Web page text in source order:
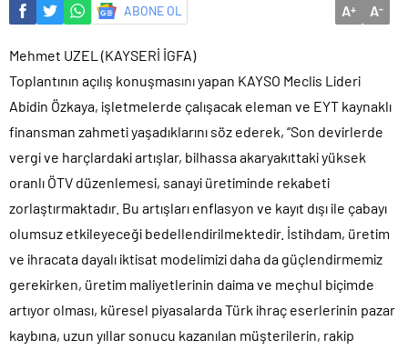
ABONE OL A+ A-
Mehmet UZEL (KAYSERİ İGFA)
Toplantının açılış konuşmasını yapan KAYSO Meclis Lideri
Abidin Özkaya, işletmelerde çalışacak eleman ve EYT kaynaklı
finansman zahmeti yaşadıklarını söz ederek, “Son devirlerde
vergi ve harçlardaki artışlar, bilhassa akaryakıttaki yüksek
oranlı ÖTV düzenlemesi, sanayi üretiminde rekabeti
zorlaştırmaktadır. Bu artışları enflasyon ve kayıt dışı ile çabayı
olumsuz etkileyeceği bedellendirilmektedir. İstihdam, üretim
ve ihracata dayalı iktisat modelimizi daha da güçlendirmemiz
gerekirken, üretim maliyetlerinin daima ve meçhul biçimde
artıyor olması, küresel piyasalarda Türk ihraç eserlerinin pazar
kaybına, uzun yıllar sonucu kazanılan müşterilerin, rakip